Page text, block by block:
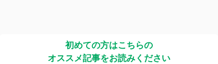
初めての方はこちらの
オススメ記事をお読みください